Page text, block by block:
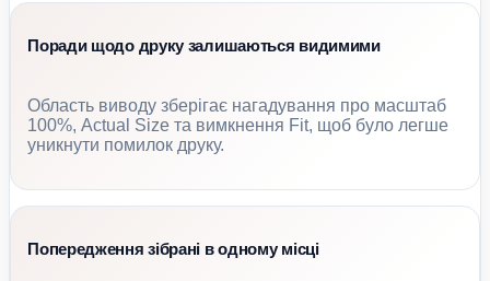
Поради щодо друку залишаються видимими
Область виводу зберігає нагадування про масштаб
100%, Actual Size та вимкнення Fit, щоб було легше
уникнути помилок друку.
Попередження зібрані в одному місці